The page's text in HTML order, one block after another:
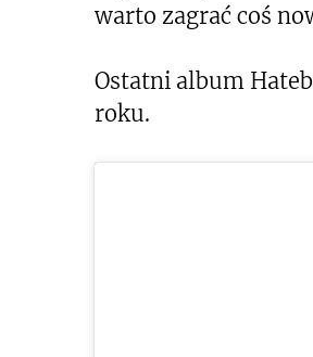
warto zagrać coś
Ostatni album
roku.